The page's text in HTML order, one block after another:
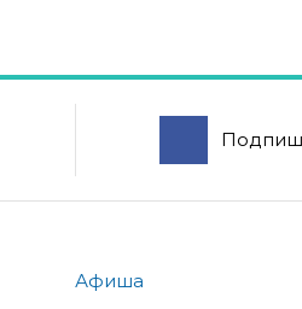
Афиша